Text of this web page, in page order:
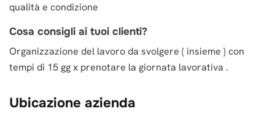
qualità e condizione
Cosa consigli ai tuoi clienti?
Organizzazione del lavoro da svolgere ( insieme ) con
tempi di 15 gg x prenotare la giornata lavorativa .
Ubicazione azienda